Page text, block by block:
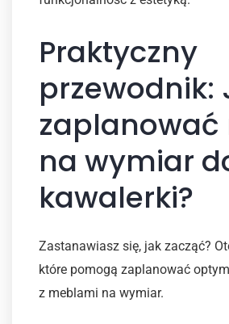
Praktyczny
przewodnik:
zaplanować
na wymiar
kawalerki?
Zastanawiasz się, jak zacząć?
które pomogą zaplanować
z meblami na wymiar.